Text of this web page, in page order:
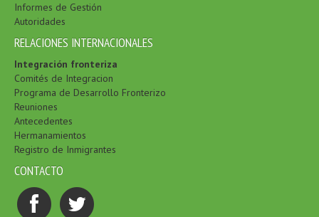
Informes de Gestión
Autoridades
RELACIONES INTERNACIONALES
Integración fronteriza
Comités de Integracion
Programa de Desarrollo Fronterizo
Reuniones
Antecedentes
Hermanamientos
Registro de Inmigrantes
CONTACTO